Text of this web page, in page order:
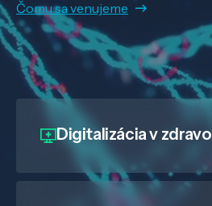
Čomu sa venujeme
Digitalizáciav